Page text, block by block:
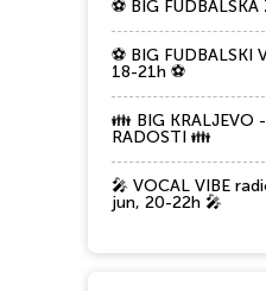
⚽ BIG
⚽ BIG FUDBALSKI
18-21h ⚽
👪 BIG KRALJEVO
RADOSTI 👪
🎤 VOCAL VIBE
jun, 20-22h 🎤